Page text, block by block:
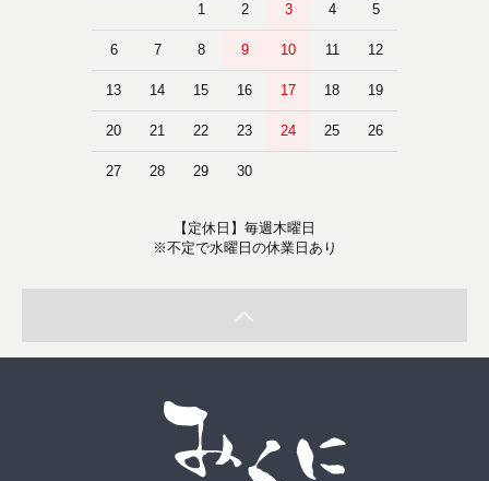
1 2 3 4 5
6 7 8 9 10 11 12
13 14 15 16 17 18 19
20 21 22 23 24 25 26
27 28 29 30
【定休日】毎週木曜日
※不定で水曜日の休業日あり